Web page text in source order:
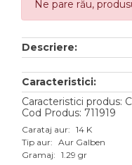
Accesorii
TIP METAL
Aur galben
Aur alb
Aur roz
Aur mixt
Ne pare rău,
Descriere:
Caracteristici:
Caracteristici produs:
Cod Produs: 711919
Carataj aur: 14 K
Tip aur: Aur Galben
Gramaj: 1.29 gr